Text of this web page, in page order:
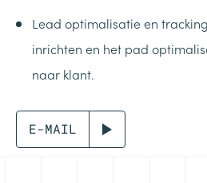
Lead optimalisatie en
inrichten en het pad
naar klant.
E-MAIL